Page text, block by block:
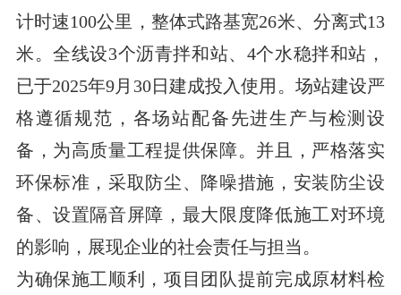
计时速100公里，整体式路基宽26米、分离式13
米。全线设3个沥青拌和站、4个水稳拌和站，
已于2025年9月30日建成投入使用。场站建设严
格遵循规范，各场站配备先进生产与检测设
备，为高质量工程提供保障。并且，严格落实
环保标准，采取防尘、降噪措施，安装防尘设
备、设置隔音屏障，最大限度降低施工对环境
的影响，展现企业的社会责任与担当。
为确保施工顺利，项目团队提前完成原材料检